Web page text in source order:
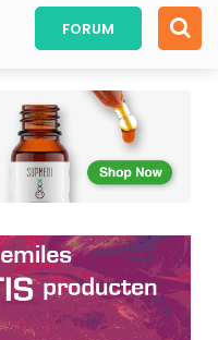
FORUM